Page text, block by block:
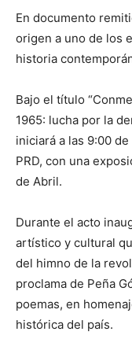
En documento
origen a uno de los
historia
Bajo el título
1965: lucha por la
iniciará a las 9:00
PRD, con una
de Abril.
Durante el acto
artístico y cultural
del himno de la
proclama de Peña
poemas, en
histórica del país.